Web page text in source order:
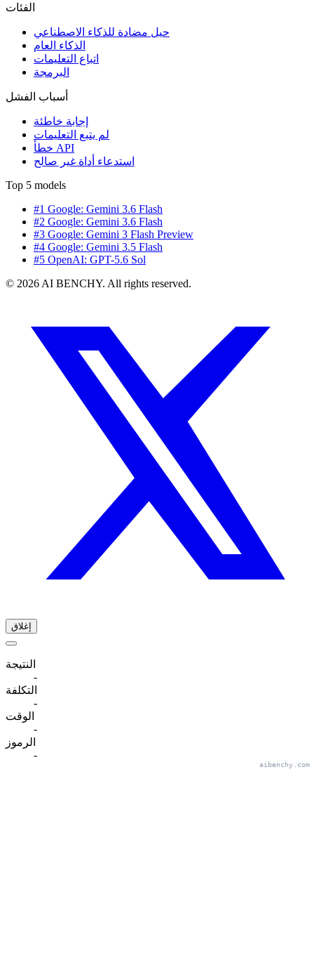
الفئات
حيل مضادة للذكاء الاصطناعي
الذكاء العام
اتباع التعليمات
البرمجة
أسباب الفشل
إجابة خاطئة
لم يتبع التعليمات
خطأ API
استدعاء أداة غير صالح
Top 5 models
#1 Google: Gemini 3.6 Flash
#2 Google: Gemini 3.6 Flash
#3 Google: Gemini 3 Flash Preview
#4 Google: Gemini 3.5 Flash
#5 OpenAI: GPT-5.6 Sol
© 2026 AI BENCHY. All rights reserved.
إغلاق
النتيجة
-
التكلفة
-
الوقت
-
الرموز
-